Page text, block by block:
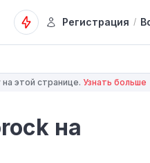
Регистрация /
этой странице. Узнать больше
на